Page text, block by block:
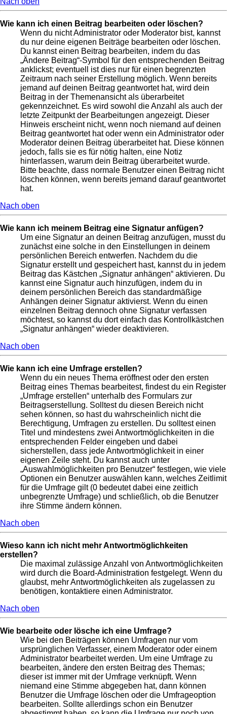
Wie kann ich einen Beitrag bearbeiten oder löschen?
Wenn du nicht Administrator oder Moderator bist, kannst
du nur deine eigenen Beiträge bearbeiten oder löschen.
Du kannst einen Beitrag bearbeiten, indem du das
„Ändere Beitrag“-Symbol für den entsprechenden Beitrag
anklickst; eventuell ist dies nur für einen begrenzten
Zeitraum nach seiner Erstellung möglich. Wenn bereits
jemand auf deinen Beitrag geantwortet hat, wird dein
Beitrag in der Themenansicht als überarbeitet
gekennzeichnet. Es wird sowohl die Anzahl als auch der
letzte Zeitpunkt der Bearbeitungen angezeigt. Dieser
Hinweis erscheint nicht, wenn noch niemand auf deinen
Beitrag geantwortet hat oder wenn ein Administrator oder
Moderator deinen Beitrag überarbeitet hat. Diese können
jedoch, falls sie es für nötig halten, eine Notiz
hinterlassen, warum dein Beitrag überarbeitet wurde.
Bitte beachte, dass normale Benutzer einen Beitrag nicht
löschen können, wenn bereits jemand darauf geantwortet
hat.
Nach oben
Wie kann ich meinem Beitrag eine Signatur anfügen?
Um eine Signatur an deinen Beitrag anzufügen, musst du
zunächst eine solche in den Einstellungen in deinem
persönlichen Bereich entwerfen. Nachdem du die
Signatur erstellt und gespeichert hast, kannst du in jedem
Beitrag das Kästchen „Signatur anhängen“ aktivieren. Du
kannst eine Signatur auch hinzufügen, indem du in
deinem persönlichen Bereich das standardmäßige
Anhängen deiner Signatur aktivierst. Wenn du einen
einzelnen Beitrag dennoch ohne Signatur verfassen
möchtest, so kannst du dort einfach das Kontrollkästchen
„Signatur anhängen“ wieder deaktivieren.
Nach oben
Wie kann ich eine Umfrage erstellen?
Wenn du ein neues Thema eröffnest oder den ersten
Beitrag eines Themas bearbeitest, findest du ein Register
„Umfrage erstellen“ unterhalb des Formulars zur
Beitragserstellung. Solltest du diesen Bereich nicht
sehen können, so hast du wahrscheinlich nicht die
Berechtigung, Umfragen zu erstellen. Du solltest einen
Titel und mindestens zwei Antwortmöglichkeiten in die
entsprechenden Felder eingeben und dabei
sicherstellen, dass jede Antwortmöglichkeit in einer
eigenen Zeile steht. Du kannst auch unter
„Auswahlmöglichkeiten pro Benutzer“ festlegen, wie viele
Optionen ein Benutzer auswählen kann, welches Zeitlimit
für die Umfrage gilt (0 bedeutet dabei eine zeitlich
unbegrenzte Umfrage) und schließlich, ob die Benutzer
ihre Stimme ändern können.
Nach oben
Wieso kann ich nicht mehr Antwortmöglichkeiten
erstellen?
Die maximal zulässige Anzahl von Antwortmöglichkeiten
wird durch die Board-Administration festgelegt. Wenn du
glaubst, mehr Antwortmöglichkeiten als zugelassen zu
benötigen, kontaktiere einen Administrator.
Nach oben
Wie bearbeite oder lösche ich eine Umfrage?
Wie bei den Beiträgen können Umfragen nur vom
ursprünglichen Verfasser, einem Moderator oder einem
Administrator bearbeitet werden. Um eine Umfrage zu
bearbeiten, ändere den ersten Beitrag des Themas;
dieser ist immer mit der Umfrage verknüpft. Wenn
niemand eine Stimme abgegeben hat, dann können
Benutzer die Umfrage löschen oder die Umfrageoption
bearbeiten. Sollte allerdings schon ein Benutzer